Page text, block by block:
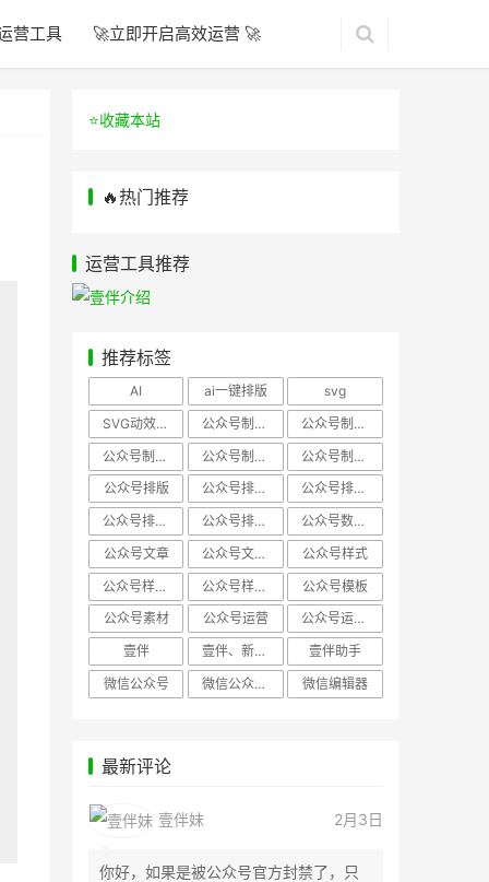
营工具 🚀立即开启高效运营 🚀
⭐️收藏本站
🔥热门推荐
运营工具推荐
推荐标签
AI ai一键排版
svg
SVG动效样式
公众号制作、公众号排版
公众号制作、公众号模板
公众号制作、微信编辑器
公众号制作，公众号排版
公众号制作，公众号排版、微信编辑器
公众号排版
公众号排版，公众号模板
公众号排版，公众号素材
公众号排版，微信编辑器
公众号排版，排版样式
公众号数据分析
公众号文章
公众号文章、公众号运营
公众号样式
公众号样式，微信公众号排版
公众号样式，微信编辑器
公众号模板
公众号素材
公众号运营
公众号运营，公众号编辑器
壹伴
壹伴、新媒体运营
壹伴助手
微信公众号
微信公众号，样式模板、公众号样式 微信编辑器
最新评论
壹伴妹 2月3日
你好，如果是被公众号官方封禁了，只